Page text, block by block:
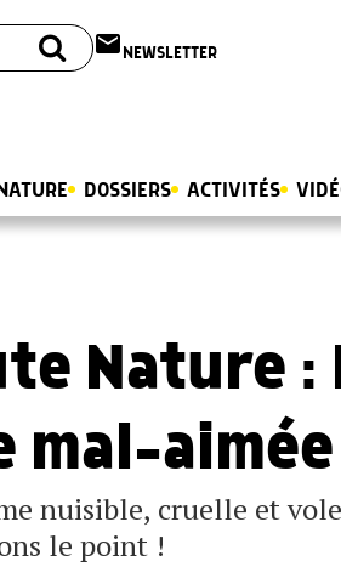
email NEWSLETTER
DOSSIERS ACTIVITÉS
Nature
mal-aimée
nuisible, cruelle et
le point !